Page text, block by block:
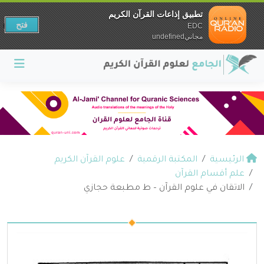
الرئيسية المكتبة الرقمية
علوم القرآن الكريم
علم أقسام القرآن
الاتقان في علوم القرآن – ط مطبعة حجازي
تطبيق إذاعات القرآن الكريم
EDC
مجانيundefined
فتح